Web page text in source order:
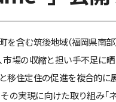
を含む筑後地域（福岡県南部
市場の収縮と担い手不足に
移住定住の促進を複合的に
その実現に向けた取り組み